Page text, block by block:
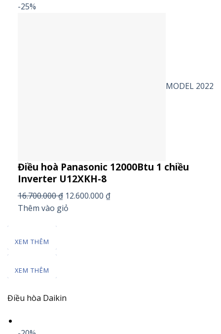
-25%
MODEL 2022
Điều hoà Panasonic 12000Btu 1 chiều
Inverter U12XKH-8
16.700.000 ₫ 12.600.000 ₫
Thêm vào giỏ
XEM THÊM
XEM THÊM
Điều hòa Daikin